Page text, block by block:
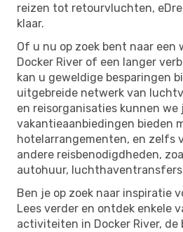
reizen tot retourvluchten,
klaar.
Of u nu op zoek bent naar een
Docker River of een langer
kan u geweldige besparingen
uitgebreide netwerk van
en reisorganisaties kunnen
vakantieaanbiedingen bieden
hotelarrangementen, en zelfs
andere reisbenodigdheden,
autohuur,
Ben je op zoek naar inspiratie
Lees verder en ontdek enkele
activiteiten in Docker River, de